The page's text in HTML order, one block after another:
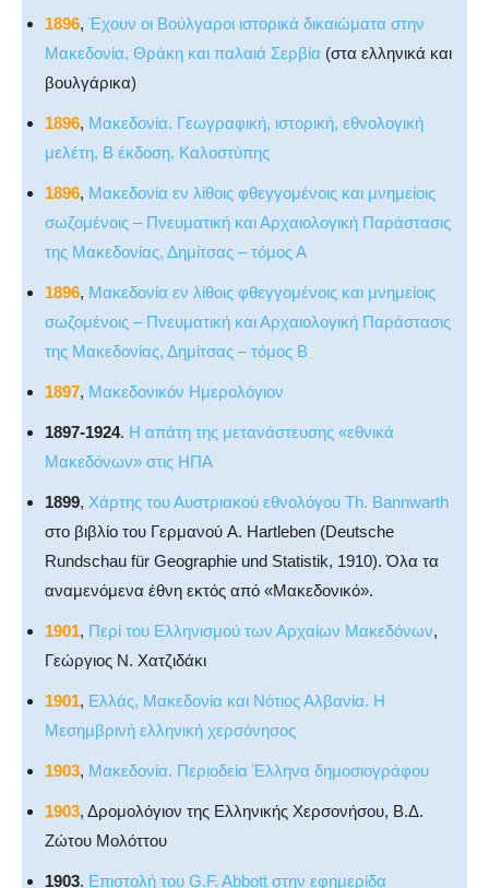
1896, Έχουν οι Βούλγαροι ιστορικά δικαιώματα στην
Μακεδονία, Θράκη και παλαιά Σερβία (στα ελληνικά και
βουλγάρικα)
1896, Μακεδονία. Γεωγραφική, ιστορική, εθνολογική
μελέτη, Β έκδοση, Καλοστύπης
1896, Μακεδονία εν λίθοις φθεγγομένοις και μνημείοις
σωζομένοις – Πνευματική και Αρχαιολογική Παράστασις
της Μακεδονίας, Δημίτσας – τόμος Α
1896, Μακεδονία εν λίθοις φθεγγομένοις και μνημείοις
σωζομένοις – Πνευματική και Αρχαιολογική Παράστασις
της Μακεδονίας, Δημίτσας – τόμος Β
1897, Μακεδονικόν Ημερολόγιον
1897-1924. Η απάτη της μετανάστευσης «εθνικά
Μακεδόνων» στις ΗΠΑ
1899, Χάρτης του Αυστριακού εθνολόγου Th. Bannwarth
στο βιβλίο του Γερμανού A. Hartleben (Deutsche
Rundschau für Geographie und Statistik, 1910). Όλα τα
αναμενόμενα έθνη εκτός από «Μακεδονικό».
1901, Περί του Ελληνισμού των Αρχαίων Μακεδόνων,
Γεώργιος Ν. Χατζιδάκι
1901, Ελλάς, Μακεδονία και Νότιος Αλβανία. Η
Μεσημβρινή ελληνική χερσόνησος
1903, Μακεδονία. Περιοδεία Έλληνα δημοσιογράφου
1903, Δρομολόγιον της Ελληνικής Χερσονήσου, Β.Δ.
Ζώτου Μολόττου
1903. Επιστολή του G.F. Abbott στην εφημερίδα